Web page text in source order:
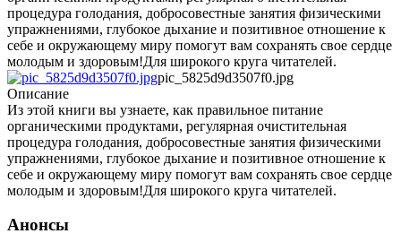
процедура голодания, добросовестные занятия физическими
упражнениями, глубокое дыхание и позитивное отношение к
себе и окружающему миру помогут вам сохранять свое сердце
молодым и здоровым!Для широкого круга читателей.
pic_5825d9d3507f0.jpg
Описание
Из этой книги вы узнаете, как правильное питание
органическими продуктами, регулярная очистительная
процедура голодания, добросовестные занятия физическими
упражнениями, глубокое дыхание и позитивное отношение к
себе и окружающему миру помогут вам сохранять свое сердце
молодым и здоровым!Для широкого круга читателей.
Анонсы